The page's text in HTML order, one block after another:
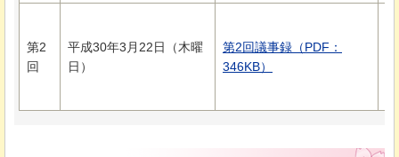
第2
回
平成30年3月22日（木曜
日）
第2回議事録（PDF：
346KB）